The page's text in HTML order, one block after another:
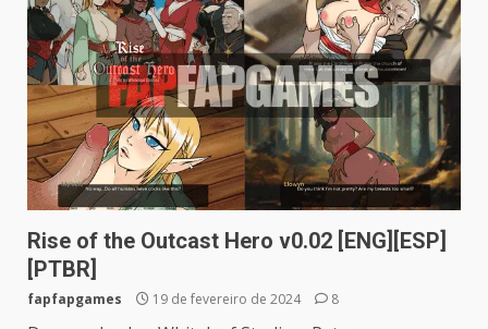
Rise of the Outcast Hero v0.02 [ENG][ESP]
[PTBR]
fapfapgames 19 de fevereiro de 2024 8